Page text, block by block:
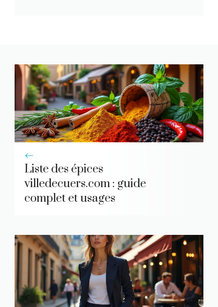
Liste des épices
villedecuers.com : guide
complet et usages